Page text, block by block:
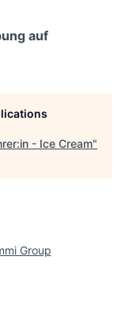
auf
- Ice Cream"
Group